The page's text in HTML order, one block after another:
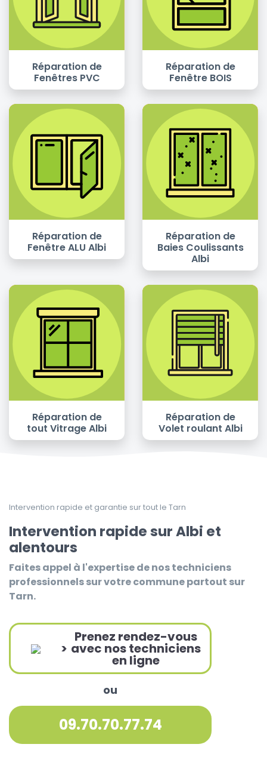
Réparation de
Fenêtres PVC
Réparation de
Fenêtre BOIS
Réparation de
Fenêtre ALU Albi
Réparation de
Baies Coulissants
Albi
Réparation de
tout Vitrage Albi
Réparation de
Volet roulant Albi
Intervention rapide et garantie sur tout le Tarn
Intervention rapide sur Albi et
alentours
Faites appel à l'expertise de nos techniciens
professionnels sur votre commune partout sur
Tarn.
>
Prenez rendez-vous
avec nos techniciens
en ligne
ou
09.70.70.77.74